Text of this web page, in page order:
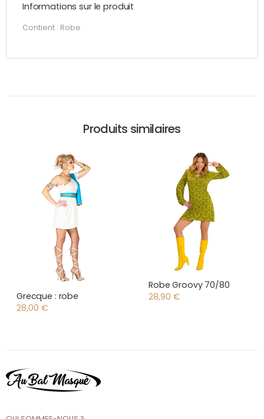
Informations sur le produit
Contient : Robe
Produits similaires
Grecque : robe
28,00 €
Robe Groovy 70/80
28,90 €